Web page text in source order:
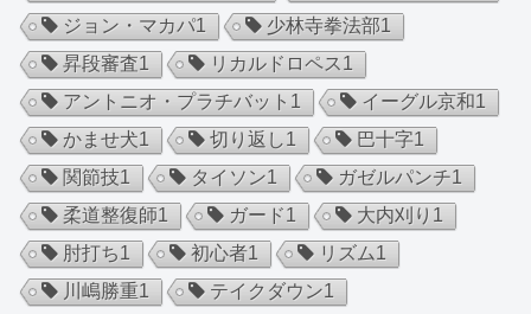
ジョン・マカパ1 少林寺拳法部1
昇段審査1 リカルドロペス1
アントニオ・プラチバット 1 イーグル京和1
かませ犬1 切り返し1 巴十字1
関節技1 タイソン1 ガゼルパンチ1
柔道整復師1 ガード1 大内刈り 1
肘打ち1 初心者1 リズム1
川嶋勝重1 テイクダウン1